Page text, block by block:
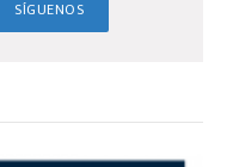
SÍGUENOS